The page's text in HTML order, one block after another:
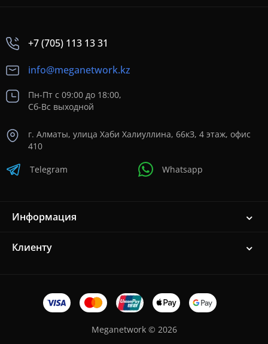
+7 (705) 113 13 31
info@meganetwork.kz
Пн-Пт с 09:00 до 18:00,
Сб-Вс выходной
г. Алматы, улица Хаби Халиуллина, 66кЗ, 4 этаж, офис
410
Telegram Whatsapp
Информация
Клиенту
Meganetwork © 2026